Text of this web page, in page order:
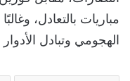
مباريات بالتعادل،
الهجومي وتبادل